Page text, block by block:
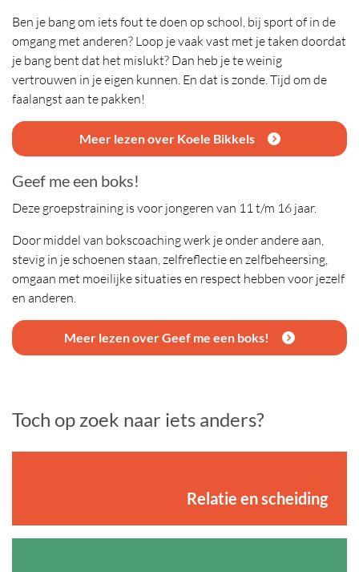
Ben je bang om iets fout te doen op school, bij sport of in de
omgang met anderen? Loop je vaak vast met je taken doordat
je bang bent dat het mislukt? Dan heb je te weinig
vertrouwen in je eigen kunnen. En dat is zonde. Tijd om de
faalangst aan te pakken!
Meer lezen over Koele Bikkels
Geef me een boks!
Deze groepstraining is voor jongeren van 11 t/m 16 jaar.
Door middel van bokscoaching werk je onder andere aan,
stevig in je schoenen staan, zelfreflectie en zelfbeheersing,
omgaan met moeilijke situaties en respect hebben voor jezelf
en anderen.
Meer lezen over Geef me een boks!
Toch op zoek naar iets anders?
Relatie en scheiding